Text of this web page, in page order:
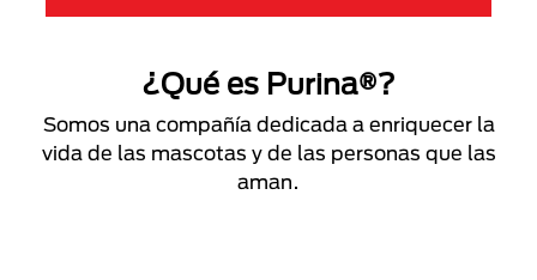
¿Qué es Purina®?
Somos una compañía dedicada a enriquecer la
vida de las mascotas y de las personas que las
aman.